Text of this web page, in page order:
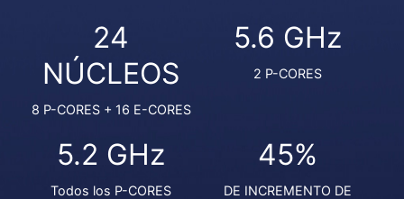
24
NÚCLEOS
8 P-CORES + 16 E-CORES
5.6 GHz
2 P-CORES
5.2 GHz
Todos los P-CORES
45%
DE INCREMENTO DE